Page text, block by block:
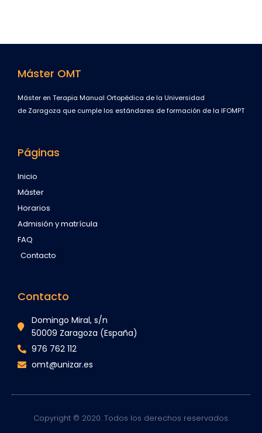
Máster OMT
Máster en Terapia Manual Ortopédica de la Universidad
de Zaragoza que cumple los estándares de formación de la IFOMPT
Páginas
Inicio
Máster
Horarios
Admisión y matrícula
FAQ
Contacto
Contacto
Domingo Miral, s/n
50009 Zaragoza (España)
976 762 112
omt@unizar.es
Copyright © 2020. Todos los derechos reservados.